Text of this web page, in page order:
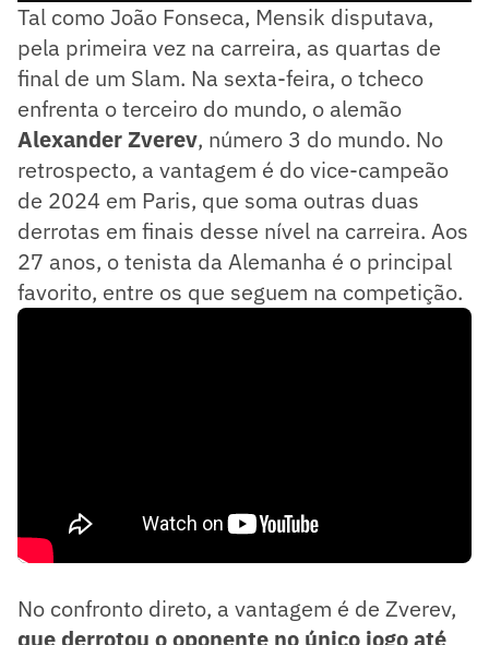
Tal como João Fonseca, Mensik disputava,
pela primeira vez na carreira, as quartas de
final de um Slam. Na sexta-feira, o tcheco
enfrenta o terceiro do mundo, o alemão
Alexander Zverev, número 3 do mundo. No
retrospecto, a vantagem é do vice-campeão
de 2024 em Paris, que soma outras duas
derrotas em finais desse nível na carreira. Aos
27 anos, o tenista da Alemanha é o principal
favorito, entre os que seguem na competição.
No confronto direto, a vantagem é de Zverev,
que derrotou o oponente no único jogo até